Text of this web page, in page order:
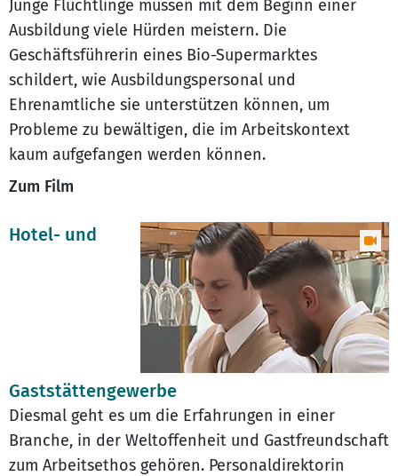
Junge Flüchtlinge müssen mit dem Beginn einer
Ausbildung viele Hürden meistern. Die
Geschäftsführerin eines Bio-Supermarktes
schildert, wie Ausbildungspersonal und
Ehrenamtliche sie unterstützen können, um
Probleme zu bewältigen, die im Arbeitskontext
kaum aufgefangen werden können.
Zum Film
Hotel- und
Gaststättengewerbe
Diesmal geht es um die Erfahrungen in einer
Branche, in der Weltoffenheit und Gastfreundschaft
zum Arbeitsethos gehören. Personaldirektorin